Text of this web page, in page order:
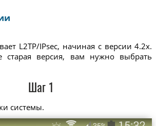
L2TP/IPsec, начиная с версии 4.2x.
старая версия, вам нужно выбрать
Шаг 1
системы.